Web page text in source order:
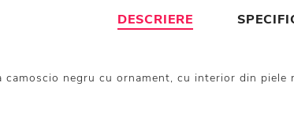
DESCRIERE
camoscio negru cu ornament, cu interior din